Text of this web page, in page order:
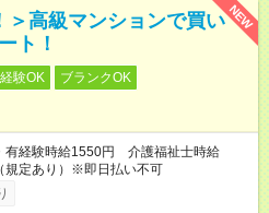
NEW
＞高級マンションで買い
ト！
験OK
ブランクOK
経験時給1550円 介護福祉士時給
定あり）※即日払い不可